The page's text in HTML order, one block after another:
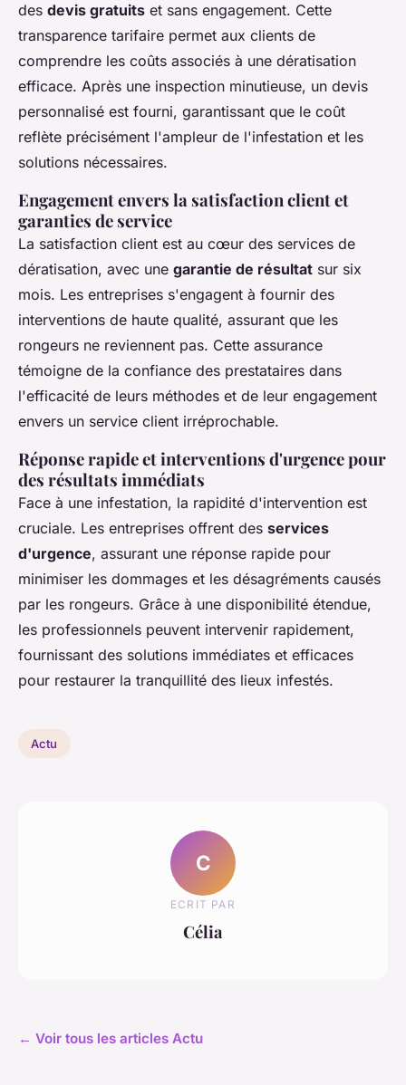
des devis gratuits et sans engagement. Cette
transparence tarifaire permet aux clients de
comprendre les coûts associés à une dératisation
efficace. Après une inspection minutieuse, un devis
personnalisé est fourni, garantissant que le coût
reflète précisément l'ampleur de l'infestation et les
solutions nécessaires.
Engagement envers la satisfaction client et
garanties de service
La satisfaction client est au cœur des services de
dératisation, avec une garantie de résultat sur six
mois. Les entreprises s'engagent à fournir des
interventions de haute qualité, assurant que les
rongeurs ne reviennent pas. Cette assurance
témoigne de la confiance des prestataires dans
l'efficacité de leurs méthodes et de leur engagement
envers un service client irréprochable.
Réponse rapide et interventions d'urgence pour
des résultats immédiats
Face à une infestation, la rapidité d'intervention est
cruciale. Les entreprises offrent des services
d'urgence, assurant une réponse rapide pour
minimiser les dommages et les désagréments causés
par les rongeurs. Grâce à une disponibilité étendue,
les professionnels peuvent intervenir rapidement,
fournissant des solutions immédiates et efficaces
pour restaurer la tranquillité des lieux infestés.
Actu
C
ECRIT PAR
Célia
← Voir tous les articles Actu